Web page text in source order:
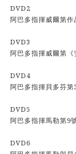
DVD2
阿巴多指揮威爾第
DVD3
阿巴多指揮威爾第
DVD4
阿巴多指揮貝多芬
DVD5
阿巴多指揮馬勒第9
DVD6